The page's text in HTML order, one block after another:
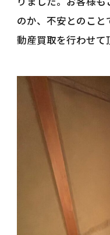
のか、不安とのこ
動産買取を行わせて